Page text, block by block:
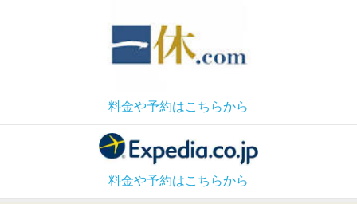
料金や予約はこちらから
料金や予約はこちらから